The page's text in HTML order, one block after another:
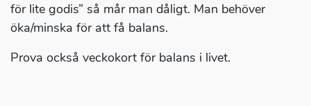
för lite godis” så mår man dåligt. Man behöver
öka/minska för att få balans.
Prova också veckokort för balans i livet.